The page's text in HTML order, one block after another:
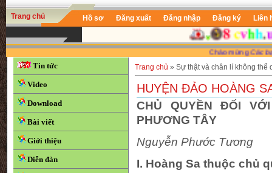
Trang chủ Hồ sơ Đăng xuất Đăng nhập Đăng ký Liên
Chào mừngCác bạnđã
Tin tức
Video
Download
Bài viết
Giới thiệu
Diễn đàn
Trang chủ » Sự thật và chân lí không thể
HUYỆN ĐẢO HOÀNG
CHỦ QUYỀN ĐỐI
PHƯƠNG TÂY
Nguyễn Phước Tương
I. Hoàng Sa thuộc chủ